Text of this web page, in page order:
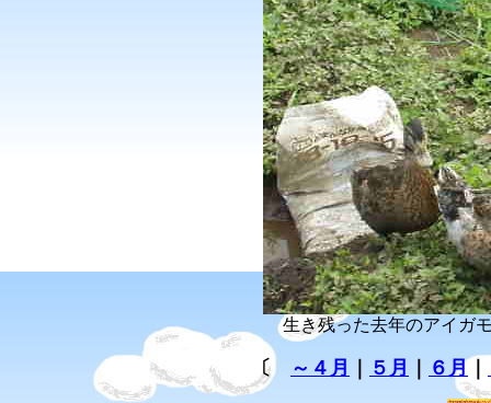
生き残った去年のアイガ
〔 ～４月 ５月 ６月